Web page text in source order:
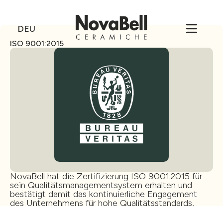
DEU
ISO 9001:2015
NovaBell hat die Zertifizierung ISO 9001:2015 für
sein Qualitätsmanagementsystem erhalten und
bestätigt damit das kontinuierliche Engagement
des Unternehmens für hohe Qualitätsstandards,